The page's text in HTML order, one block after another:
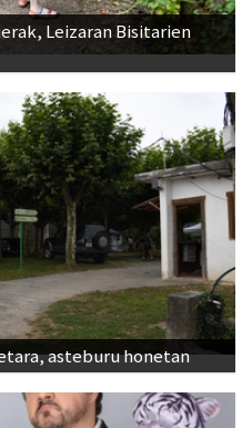
Leizaran Bisitarien
asteburu honetan